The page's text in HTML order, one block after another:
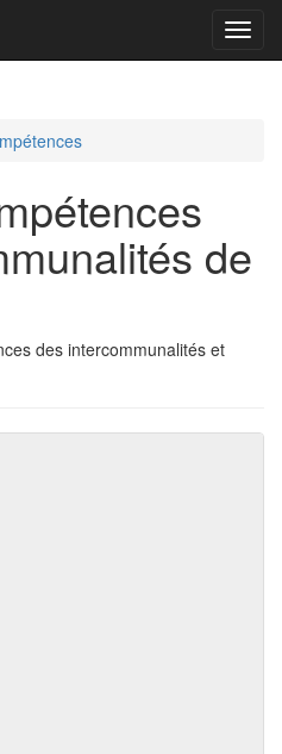
Menu
de
des intercommunalités et